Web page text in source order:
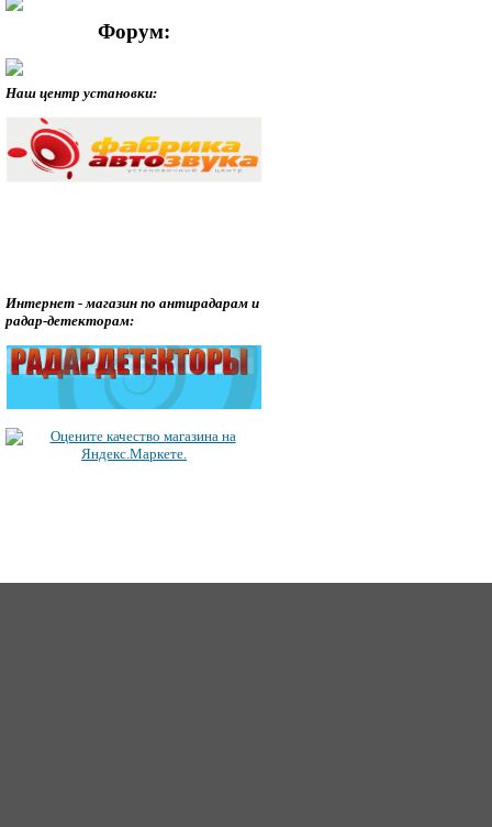
Форум:
Наш центр установки:
Интернет - магазин по антирадарам и
радар-детекторам: